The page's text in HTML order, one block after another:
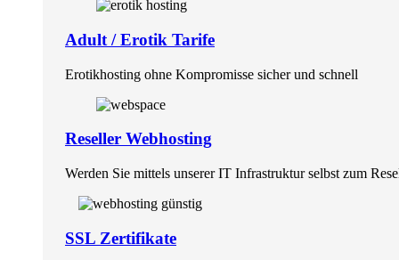
Adult / Erotik Tarife
Erotikhosting ohne Kompromisse sicher und schnell
Reseller Webhosting
Werden Sie mittels unserer IT Infrastruktur selbst zum
SSL Zertifikate